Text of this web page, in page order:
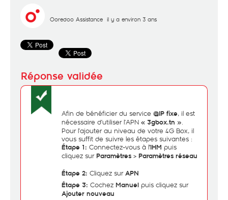
Ooredoo Assistance il y a environ 3 ans
Afin de bénéficier du service @IP fixe, il est
nécessaire d’utiliser l’APN « 3gbox.tn ».
Pour l’ajouter au niveau de votre 4G Box, il
vous suffit de suivre les étapes suivantes :
Étape 1: Connectez-vous à l’IHM puis
cliquez sur Paramètres > Paramètres réseau
Étape 2: Cliquez surAPN
Étape 3: Cochez Manuel puis cliquez sur
Ajouter nouveau